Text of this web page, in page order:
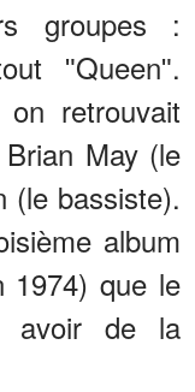
groupes :
ʺQueenʺ.
retrouvait
May (le
(le bassiste).
album
1974) que le
avoir de la